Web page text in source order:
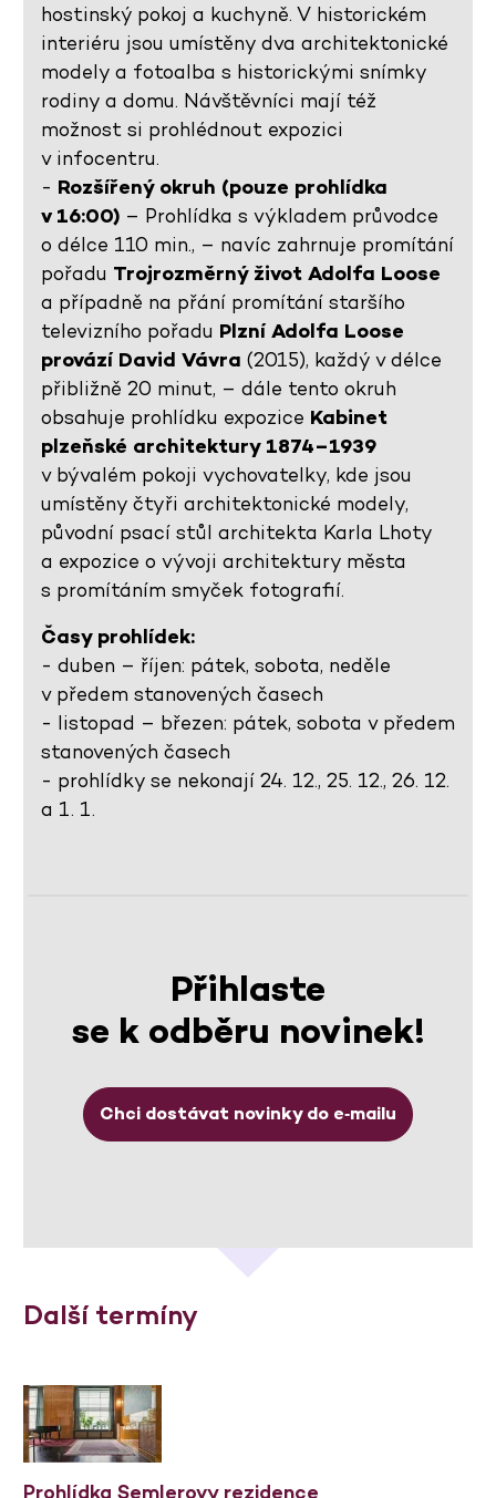
hostinský pokoj a kuchyně. V historickém
interiéru jsou umístěny dva architektonické
modely a fotoalba s historickými snímky
rodiny a domu. Návštěvníci mají též
možnost si prohlédnout expozici
v infocentru.
- Rozšířený okruh (pouze prohlídka
v 16:00) – Prohlídka s výkladem průvodce
o délce 110 min., – navíc zahrnuje promítání
pořadu Trojrozměrný život Adolfa Loose
a případně na přání promítání staršího
televizního pořadu Plzní Adolfa Loose
provází David Vávra (2015), každý v délce
přibližně 20 minut, – dále tento okruh
obsahuje prohlídku expozice Kabinet
plzeňské architektury 1874–1939
v bývalém pokoji vychovatelky, kde jsou
umístěny čtyři architektonické modely,
původní psací stůl architekta Karla Lhoty
a expozice o vývoji architektury města
s promítáním smyček fotografií.
Časy prohlídek:
- duben – říjen: pátek, sobota, neděle
v předem stanovených časech
- listopad – březen: pátek, sobota v předem
stanovených časech
- prohlídky se nekonají 24. 12., 25. 12., 26. 12.
a 1. 1.
Přihlaste
se k odběru novinek!
Chci dostávat novinky do e‑mailu
Další termíny
Prohlídka Semlerovy rezidence